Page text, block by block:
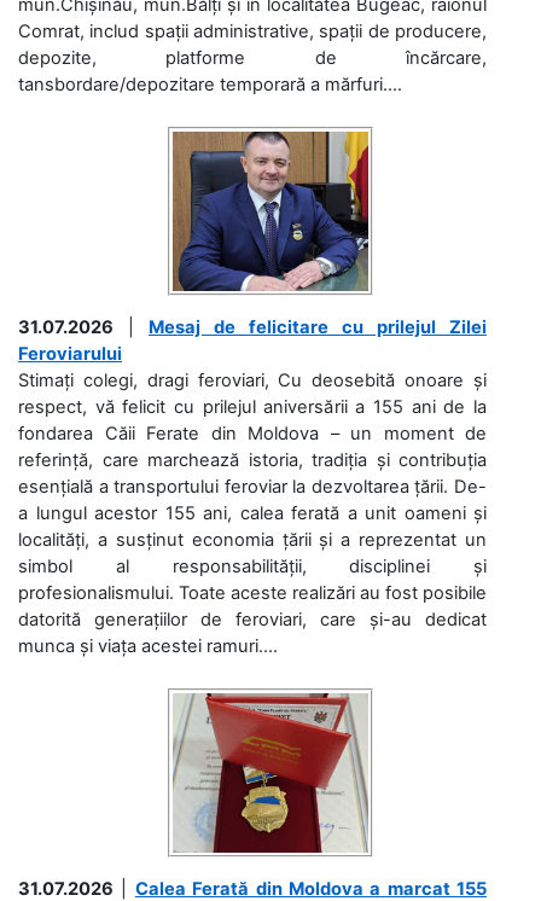
mun.Chișinău, mun.Bălți și în localitatea Bugeac, raionul
Comrat, includ spații administrative, spații de producere,
depozite, platforme de încărcare,
tansbordare/depozitare temporară a mărfuri....
31.07.2026
Mesaj de felicitare cu prilejul Zilei
Feroviarului
Stimați colegi, dragi feroviari, Cu deosebită onoare și
respect, vă felicit cu prilejul aniversării a 155 ani de la
fondarea Căii Ferate din Moldova – un moment de
referință, care marchează istoria, tradiția și contribuția
esențială a transportului feroviar la dezvoltarea țării. De-
a lungul acestor 155 ani, calea ferată a unit oameni și
localități, a susținut economia țării și a reprezentat un
simbol al responsabilității, disciplinei și
profesionalismului. Toate aceste realizări au fost posibile
datorită generațiilor de feroviari, care și-au dedicat
munca și viața acestei ramuri....
31.07.2026
Calea Ferată din Moldova a marcat 155